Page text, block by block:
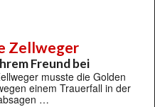
Zellweger
Freund bei
musste die Golden
einem Trauerfall in der
…